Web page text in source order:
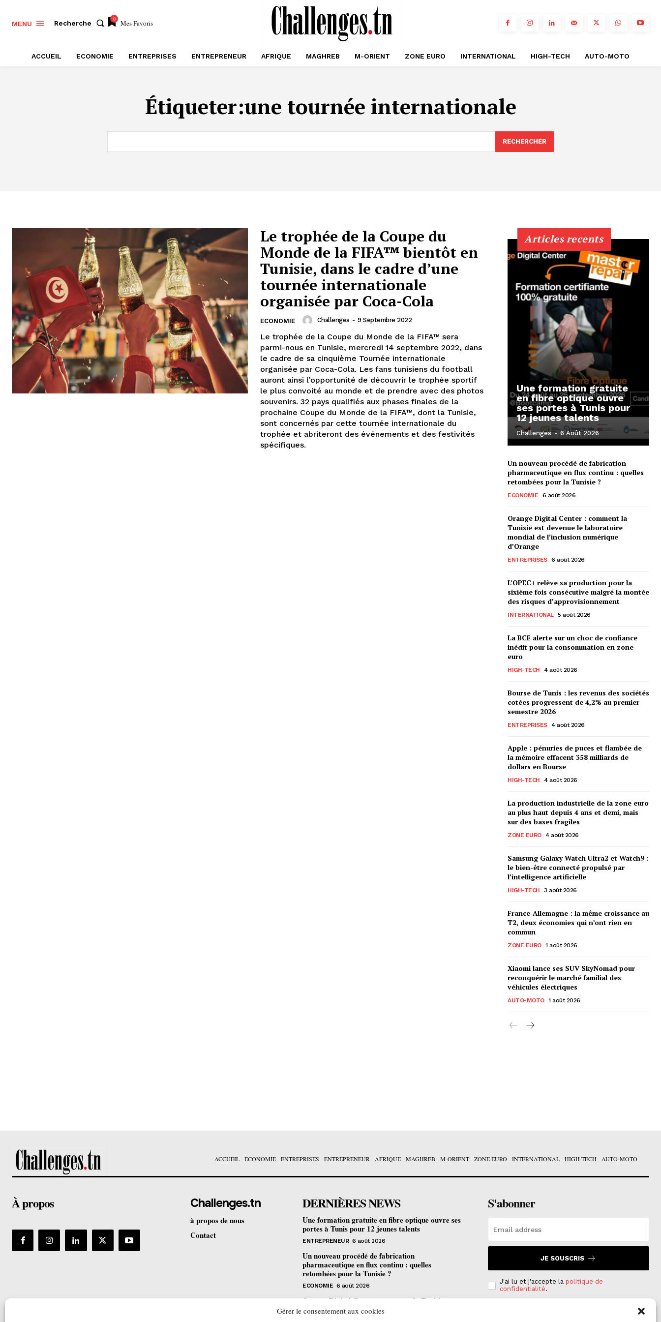
Gérer le consentement aux cookies
MENU Recherche
0 Mes Favoris
ACCUEIL ECONOMIE ENTREPRISES ENTREPRENEUR AFRIQUE MAGHREB M-ORIENT ZONE EURO INTERNATIONAL HIGH-TECH AUTO-MOTO
Étiqueter:une tournée internationale
RECHERCHER
Le trophée de la Coupe du
Monde de la FIFA™ bientôt en
Tunisie, dans le cadre d’une
tournée internationale
organisée par Coca-Cola
ECONOMIE Challenges - 9 Septembre 2022
Le trophée de la Coupe du Monde de la FIFA™ sera
parmi-nous en Tunisie, mercredi 14 septembre 2022, dans
le cadre de sa cinquième Tournée internationale
organisée par Coca-Cola. Les fans tunisiens du football
auront ainsi l’opportunité de découvrir le trophée sportif
le plus convoité au monde et de prendre avec des photos
souvenirs. 32 pays qualifiés aux phases finales de la
prochaine Coupe du Monde de la FIFA™, dont la Tunisie,
sont concernés par cette tournée internationale du
trophée et abriteront des événements et des festivités
spécifiques.
Articles recents
Une formation gratuite
en fibre optique ouvre
ses portes à Tunis pour
12 jeunes talents
Challenges - 6 Août 2026
Un nouveau procédé de fabrication
pharmaceutique en flux continu : quelles
retombées pour la Tunisie ?
ECONOMIE 6 août 2026
Orange Digital Center : comment la
Tunisie est devenue le laboratoire
mondial de l’inclusion numérique
d’Orange
ENTREPRISES 6 août 2026
L’OPEC+ relève sa production pour la
sixième fois consécutive malgré la montée
des risques d’approvisionnement
INTERNATIONAL 5 août 2026
La BCE alerte sur un choc de confiance
inédit pour la consommation en zone
euro
HIGH-TECH 4 août 2026
Bourse de Tunis : les revenus des sociétés
cotées progressent de 4,2% au premier
semestre 2026
ENTREPRISES 4 août 2026
Apple : pénuries de puces et flambée de
la mémoire effacent 358 milliards de
dollars en Bourse
HIGH-TECH 4 août 2026
La production industrielle de la zone euro
au plus haut depuis 4 ans et demi, mais
sur des bases fragiles
ZONE EURO 4 août 2026
Samsung Galaxy Watch Ultra2 et Watch9 :
le bien-être connecté propulsé par
l’intelligence artificielle
HIGH-TECH 3 août 2026
France-Allemagne : la même croissance au
T2, deux économies qui n’ont rien en
commun
ZONE EURO 1 août 2026
Xiaomi lance ses SUV SkyNomad pour
reconquérir le marché familial des
véhicules électriques
AUTO-MOTO 1 août 2026
ACCUEIL ECONOMIE ENTREPRISES ENTREPRENEUR AFRIQUE MAGHREB M-ORIENT ZONE EURO INTERNATIONAL HIGH-TECH AUTO-MOTO
À propos Challenges.tn
à propos de nous
Contact
DERNIÈRES NEWS
Une formation gratuite en fibre optique ouvre ses
portes à Tunis pour 12 jeunes talents
ENTREPRENEUR 6 août 2026
Un nouveau procédé de fabrication
pharmaceutique en flux continu : quelles
retombées pour la Tunisie ?
ECONOMIE 6 août 2026
Orange Digital Center : comment la Tunisie est
devenue le laboratoire mondial de l’inclusion
S'abonner
JE SOUSCRIS
J'ai lu et j'accepte la politique de
confidentialité.